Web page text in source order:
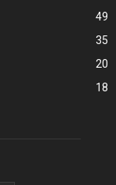
49
35
20
18